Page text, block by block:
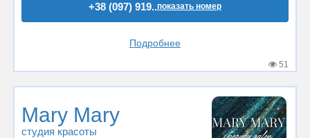
+38 (097) 919..показать номер
Подробнее
51
Mary Mary
студия красоты